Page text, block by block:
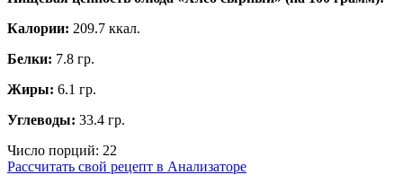
Калории: 209.7 ккал.
Белки: 7.8 гр.
Жиры: 6.1 гр.
Углеводы: 33.4 гр.
Число порций: 22
Рассчитать свой рецепт в Анализаторе